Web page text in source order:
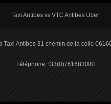
Taxi Antibes vs VTC Antibes Uber
Taxi Antibes 31 chemin de la colle
Téléphone +33(0)761683000